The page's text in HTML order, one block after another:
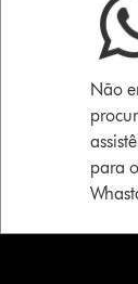
Não
para